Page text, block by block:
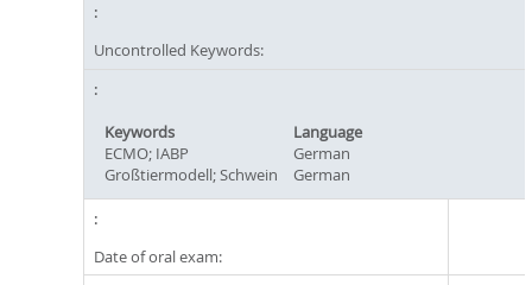
Uncontrolled Keywords:
Keywords
Language
ECMO; IABP
German
Großtiermodell; Schwein
German
Date of oral exam: